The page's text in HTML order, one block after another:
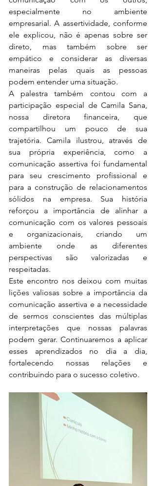
especialmente no ambiente
empresarial. A assertividade, conforme
ele explicou, não é apenas sobre ser
direto, mas também sobre ser
empático e considerar as diversas
maneiras pelas quais as pessoas
podem entender uma situação.
A palestra também contou com a
participação especial de Camila Sana,
nossa diretora financeira, que
compartilhou um pouco de sua
trajetória. Camila ilustrou, através de
sua própria experiência, como a
comunicação assertiva foi fundamental
para seu crescimento profissional e
para a construção de relacionamentos
sólidos na empresa. Sua história
reforçou a importância de alinhar a
comunicação com os valores pessoais
e organizacionais, criando um
ambiente onde as diferentes
perspectivas são valorizadas e
respeitadas.
Este encontro nos deixou com muitas
lições valiosas sobre a importância da
comunicação assertiva e a necessidade
de sermos conscientes das múltiplas
interpretações que nossas palavras
podem gerar. Continuaremos a aplicar
esses aprendizados no dia a dia,
fortalecendo nossas relações e
contribuindo para o sucesso coletivo.